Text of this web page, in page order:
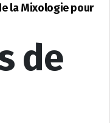
la Mixologie pour
de